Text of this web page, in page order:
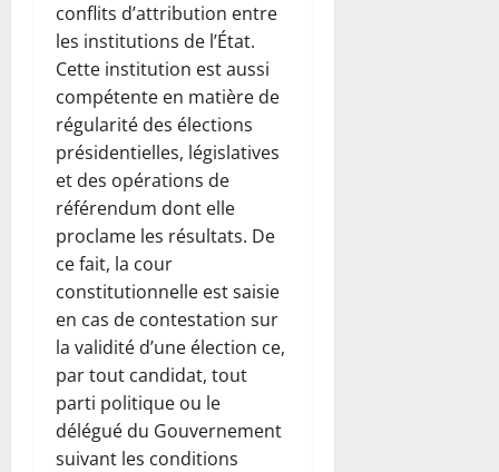
conflits d’attribution entre
les institutions de l’État.
Cette institution est aussi
compétente en matière de
régularité des élections
présidentielles, législatives
et des opérations de
référendum dont elle
proclame les résultats. De
ce fait, la cour
constitutionnelle est saisie
en cas de contestation sur
la validité d’une élection ce,
par tout candidat, tout
parti politique ou le
délégué du Gouvernement
suivant les conditions